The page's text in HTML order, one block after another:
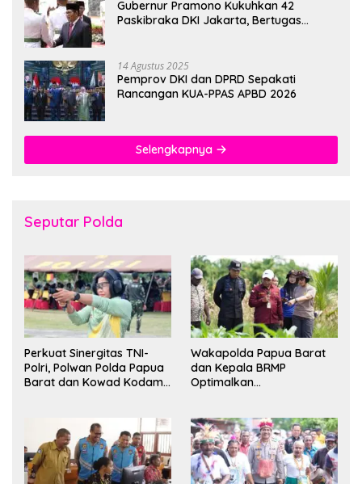
Gubernur Pramono Kukuhkan 42
Paskibraka DKI Jakarta, Bertugas
14 Agustus 2025
Pemprov DKI dan DPRD Sepakati
Rancangan KUA-PPAS APBD 2026
Selengkapnya
Seputar Polda
Perkuat Sinergitas TNI-
Polri, Polwan Polda Papua
Barat dan Kowad Kodam
Persahabatan
Wakapolda Papua Barat
dan Kepala BRMP
Optimalkan
Pangan Papua Barat